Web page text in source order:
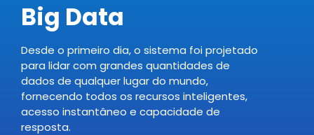
Big Data
Desde o primeiro dia, o sistema foi projetado
para lidar com grandes quantidades de
dados de qualquer lugar do mundo,
fornecendo todos os recursos inteligentes,
acesso instantâneo e capacidade de
resposta.